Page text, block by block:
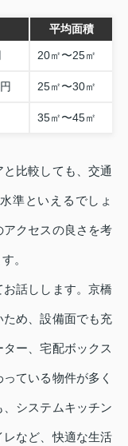
平均面積
20㎡〜25㎡
25㎡〜30㎡
35㎡〜45㎡
比較しても、交通
準といえるでしょ
クセスの良さを考
。
話しします。京橋
め、設備面でも充
ー、宅配ボックス
ている物件が多く
システムキッチン
など、快適な生活